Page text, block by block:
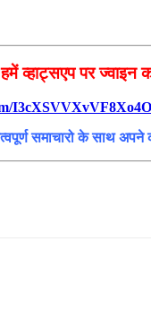
व्हाट्सएप पर
समाचारो के साथ